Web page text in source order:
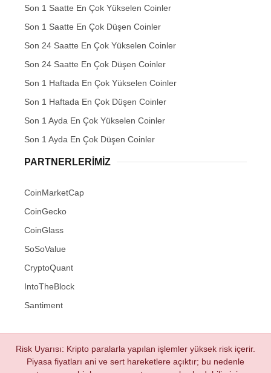
Son 1 Saatte En Çok Yükselen Coinler
Son 1 Saatte En Çok Düşen Coinler
Son 24 Saatte En Çok Yükselen Coinler
Son 24 Saatte En Çok Düşen Coinler
Son 1 Haftada En Çok Yükselen Coinler
Son 1 Haftada En Çok Düşen Coinler
Son 1 Ayda En Çok Yükselen Coinler
Son 1 Ayda En Çok Düşen Coinler
PARTNERLERIMIZ
CoinMarketCap
CoinGecko
CoinGlass
SoSoValue
CryptoQuant
IntoTheBlock
Santiment
Risk Uyarısı: Kripto paralarla yapılan işlemler yüksek risk içerir.
Piyasa fiyatları ani ve sert hareketlere açıktır; bu nedenle